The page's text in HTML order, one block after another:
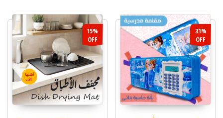
31%
OFF
15%
OFF